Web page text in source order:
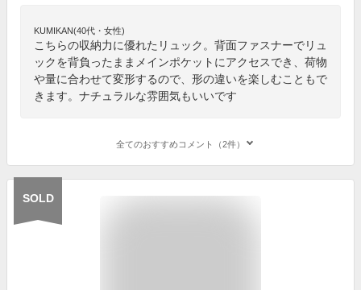
KUMIKAN(40代・女性)
こちらの収納力に優れたリュック。背面ファスナーでリュ
ックを背負ったままメインポケットにアクセスでき、荷物
や量に合わせて変形するので、形の違いを楽しむこともで
きます。ナチュラルな雰囲気もいいです
全てのおすすめコメント（2件）
SOLD